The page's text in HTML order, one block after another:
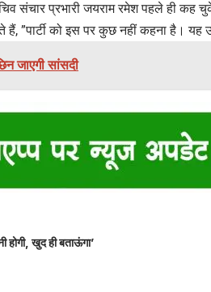
संचार प्रभारी जयराम रमेश पहले ही कह
”पार्टी को इस पर कुछ नहीं कहना है। यह
जाएगी सांसदी
होगी, खुद ही बताऊंगा’